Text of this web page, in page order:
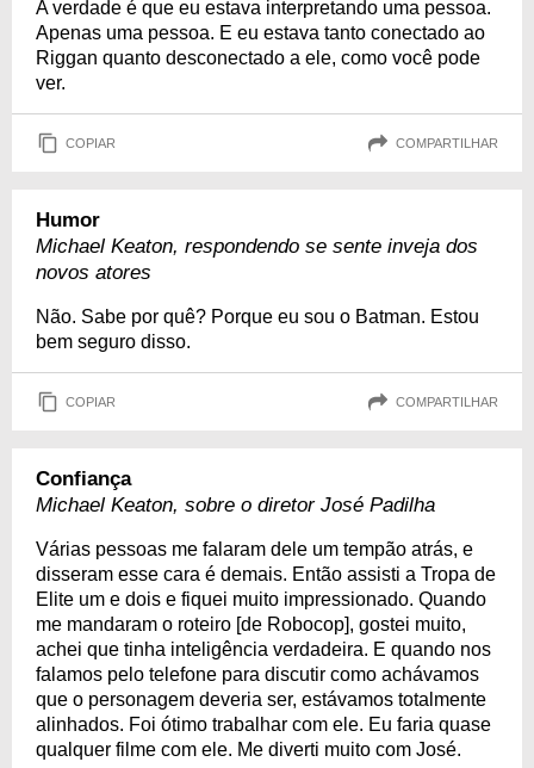
A verdade é que eu estava interpretando uma pessoa.
Apenas uma pessoa. E eu estava tanto conectado ao
Riggan quanto desconectado a ele, como você pode
ver.
COPIAR COMPARTILHAR
Humor
Michael Keaton, respondendo se sente inveja dos
novos atores
Não. Sabe por quê? Porque eu sou o Batman. Estou
bem seguro disso.
COPIAR COMPARTILHAR
Confiança
Michael Keaton, sobre o diretor José Padilha
Várias pessoas me falaram dele um tempão atrás, e
disseram esse cara é demais. Então assisti a Tropa de
Elite um e dois e fiquei muito impressionado. Quando
me mandaram o roteiro [de Robocop], gostei muito,
achei que tinha inteligência verdadeira. E quando nos
falamos pelo telefone para discutir como achávamos
que o personagem deveria ser, estávamos totalmente
alinhados. Foi ótimo trabalhar com ele. Eu faria quase
qualquer filme com ele. Me diverti muito com José.